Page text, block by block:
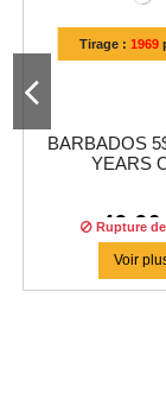
Tirage :1969
BARBADOS
YEARS
49,96
Rupture
Voir